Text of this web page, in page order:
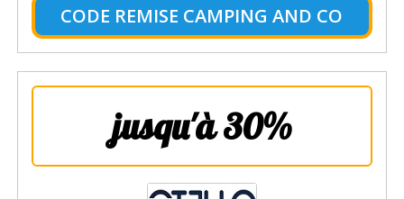
CODE REMISE CAMPING AND CO
jusqu'à 30%